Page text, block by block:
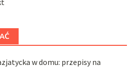
w domu: przepisy na